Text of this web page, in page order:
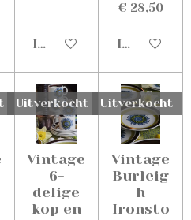
In winkelwagen
€ 28,50
In
Uitverkocht
Vintage
6-
delige
kop en
Uitverkocht
Vintage
Burleig
h
Ironsto